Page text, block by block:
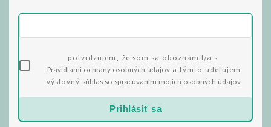
potvrdzujem, že som sa oboznámil/a s
Pravidlami ochrany osobných údajova týmto udeľujem
výslovný súhlas so spracúvaním mojich osobných údajov
Prihlásiť sa